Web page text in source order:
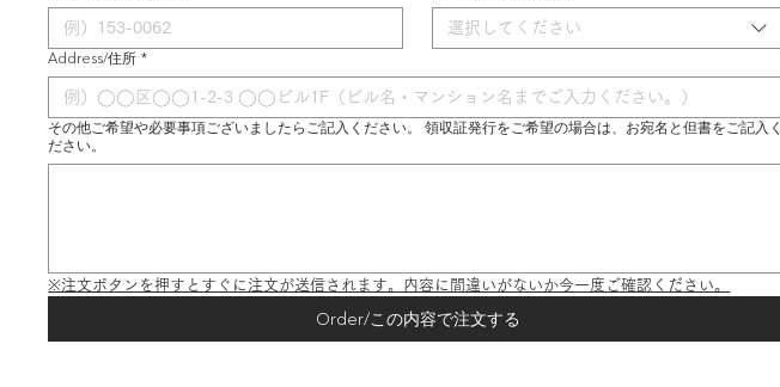
選択してください
Address/住所 *
その他ご希望や必要事項ございましたらご記入ください。 領収証発行をご希望の場合は、お宛名と但書をご記入く
ださい。
※注文ボタンを押すとすぐに注文が送信されます。内容に間違いがないか今一度ご確認ください。
Order/この内容で注文する